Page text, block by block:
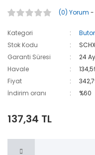
(0) Yorum -
Kategori
Stok Kodu
Garanti Süresi
24 Ay
Havale
Fiyat
İndirim oranı
%60
137,34 TL